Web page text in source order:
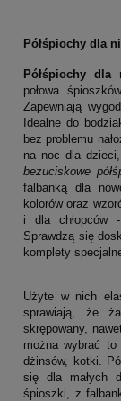
Półśpiochy dla
Półśpiochy dla
połowa
Zapewniają
Idealne do
bez problemu
na noc dla
bezuciskowe
falbanką dla
kolorów oraz
i dla chłopców
Sprawdzą się
komplety
Użyte w nich
sprawiają, że
skrępowany,
można wybrać
dżinsów, kotki.
się dla małych
śpioszki, z